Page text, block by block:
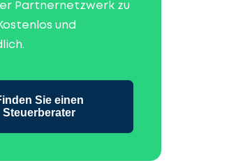
Partnernetzwerk zu
und
Sie einen
Steuerberater